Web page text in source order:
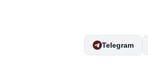
Telegram